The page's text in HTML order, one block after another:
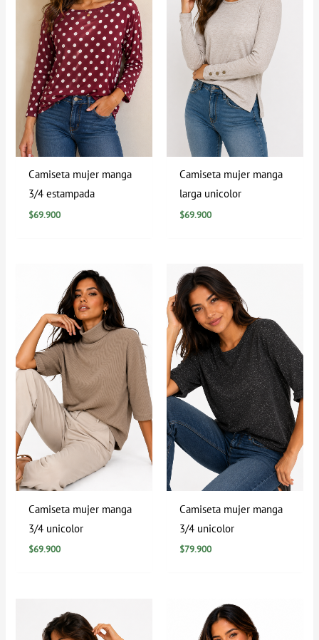
Camiseta mujer manga
3/4 estampada
$69.900
Camiseta mujer manga
larga unicolor
$69.900
Camiseta mujer manga
3/4 unicolor
$69.900
Camiseta mujer manga
3/4 unicolor
$79.900